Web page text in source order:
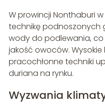
W prowincji Nonthaburi
technikę podnoszonych
wody do podlewania,
jakość owoców. Wysokie
pracochłonne techniki
duriana na rynku.
Wyzwania